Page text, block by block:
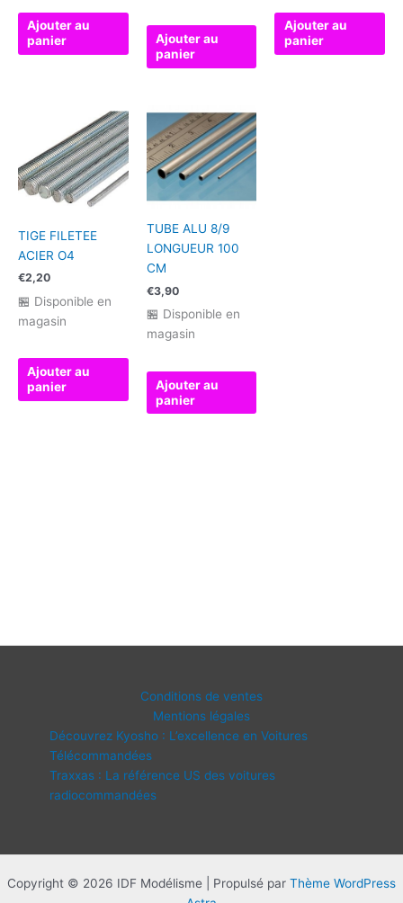
Ajouter au
panier
Ajouter au
panier
Ajouter au
panier
TIGE FILETEE
ACIER O4
€2,20
🏪 Disponible en
magasin
Ajouter au
panier
TUBE ALU 8/9
LONGUEUR 100
CM
€3,90
🏪 Disponible en
magasin
Ajouter au
panier
Conditions de ventes
Mentions légales
Découvrez Kyosho : L’excellence en Voitures
Télécommandées
Traxxas : La référence US des voitures
radiocommandées
Copyright © 2026 IDF Modélisme | Propulsé par Thème WordPress